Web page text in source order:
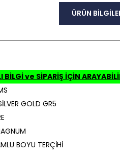
ÜRÜN
BİLGİ ve SİPARİŞ İÇİN
GOLD GR5
BOYU TERÇİHİ